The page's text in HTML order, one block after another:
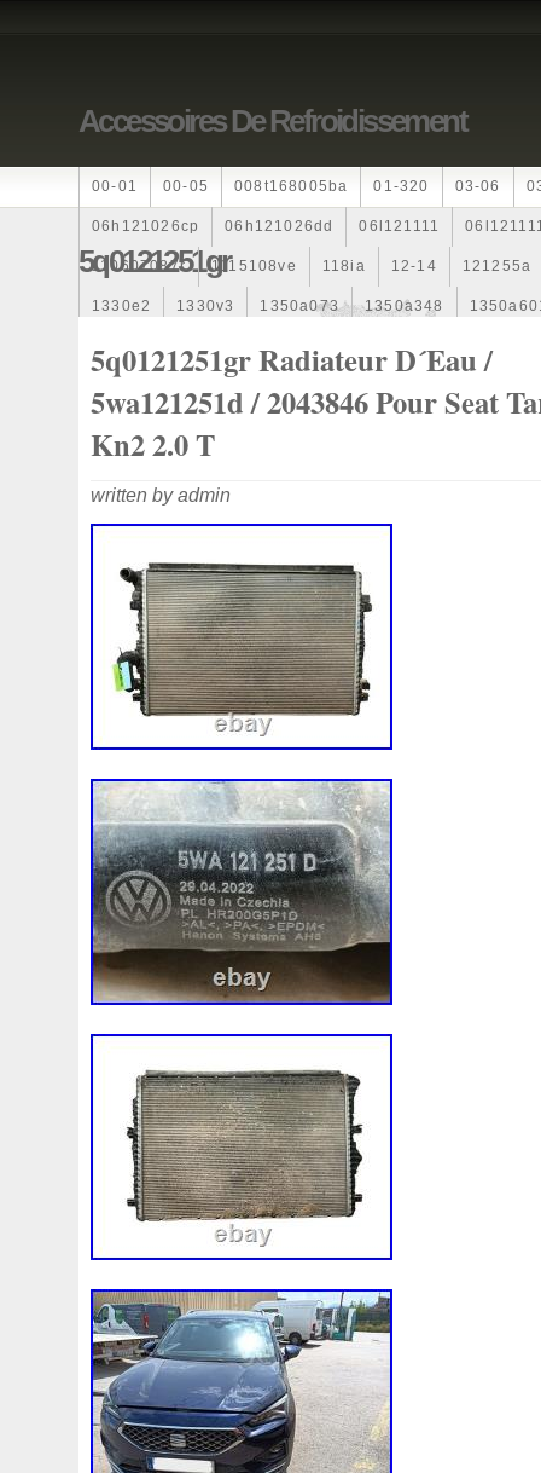
Accessoires De Refroidissement
00-01 00-05 008t168005ba 01-320 03-06
06h121026cp 06h121026dd 06l121111
110607087r 1115108ve 118ia 12-14 121255a
1330e2 1330v3 1350a073 1350a348
1k0121205 1k0121205ab
1k0298403a 1k0955453s 1k0959455ap
1s1816103 2-Rangée 2-Rangées
210103417r 21060g2401 21060t5670
214100052r 214104822r 214104eb0b
214108535r 214108706r 214109798r
214812415r 214814342r 214814ea0a
214818h83a 214819674r 21481bm410
220928kh13a0000038 220v 252kw
253103e710 253103k750 25310a4050
253802y000 253803z 25380a4500
256902u000 272105fw0a 289103103r
3rangées 3row 4-Rangée
4b0121251k 4c0121251aa 4h0121003f
520i 52mm 530d 530i
5q0121205 5q0121205s
5row 5wa121203g 5wa121205b
68087367ab 68139779ac 68249185ab
6k0121207 6pcs 6q012q253r
73310fj003 745i 76mm 7e0121207b
7l0121207d 7l0121207e 7l0121253a
8-Radiateur 820003729b 868718n
5q0121251gr
5q0121251gr Radiateur D´eau /
5wa121251d / 2043846 Pour Seat
Kn2 2.0 T
written by admin